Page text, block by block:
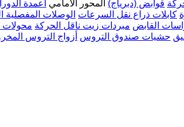
قوابض (دبرياج) المحور الأمامي أعمدة
كابلات ذراع نقل السرعات الوصلات المفصلية
القابض مبردات زيت ناقل الحركة محولات
حشيات صندوق التروس أزواج التروس